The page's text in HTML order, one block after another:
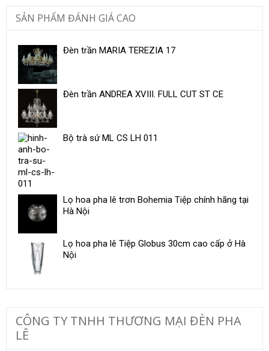
SẢN PHẨM ĐÁNH GIÁ CAO
Đèn trần MARIA TEREZIA 17
Đèn trần ANDREA XVIII. FULL CUT ST CE
Bộ trà sứ ​ML CS LH 011
Lọ hoa pha lê trơn Bohemia Tiệp chính hãng tại
Hà Nội
Lọ hoa pha lê Tiệp Globus 30cm cao cấp ở Hà
Nội
CÔNG TY TNHH THƯƠNG MẠI ĐÈN PHA
LÊ